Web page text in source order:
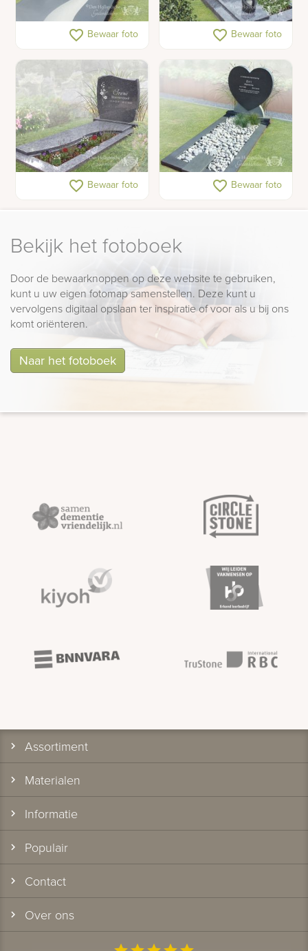
Gedenkteken met
zeilboot op rivier
favorite_border Bewaar foto
Sierlijke grafsteen met
uitgehouwen duif
favorite_border Bewaar foto
Grafmonument met
favorite_border Bewaar foto Hart grafsteen
favorite_border Bewaar foto
Bekijk het fotoboek
Door de bewaarknoppen op deze website te gebruiken,
kunt u uw eigen fotomap samenstellen. Deze kunt u
vervolgens digitaal opslaan ter inspiratie of voor als u bij ons
komt oriënteren.
Naar het fotoboek
Assortiment
Materialen
Informatie
Populair
Contact
Over ons